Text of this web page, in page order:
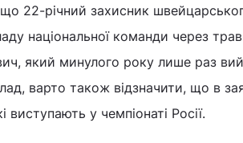
22-річний захисник
національної команди через
який минулого року лише раз
варто також відзначити, що в
виступають у чемпіонаті Росії.